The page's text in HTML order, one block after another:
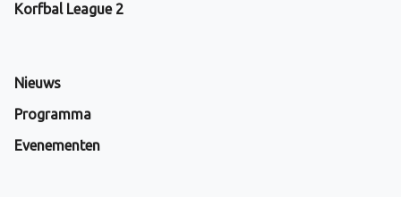
Korfbal League 2
Nieuws
Programma
Evenementen